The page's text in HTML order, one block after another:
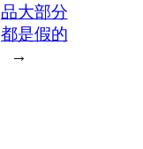
品大部分
都是假的
→